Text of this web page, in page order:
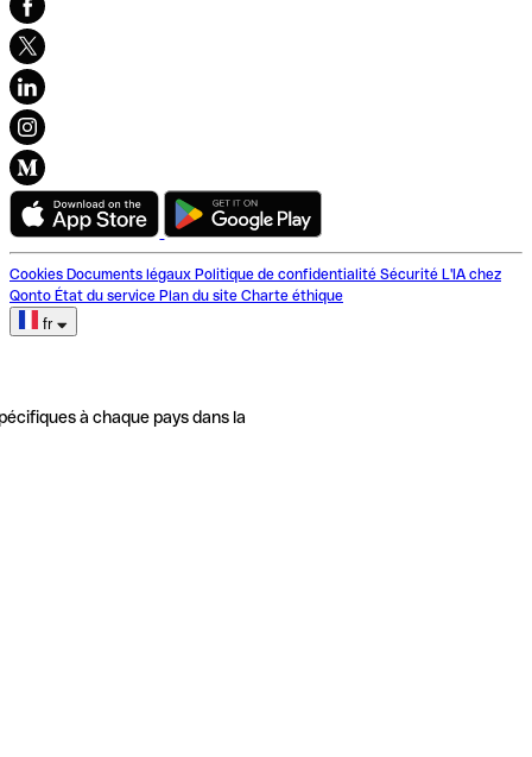
Cookies Documents légaux Politique de confidentialité Sécurité L'IA chez
Qonto État du service Plan du site Charte éthique
fr
à chaque pays dans la